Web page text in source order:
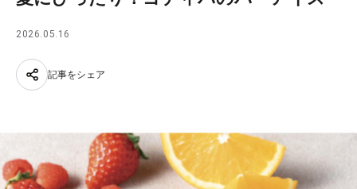
2026.05.16
記事をシェア